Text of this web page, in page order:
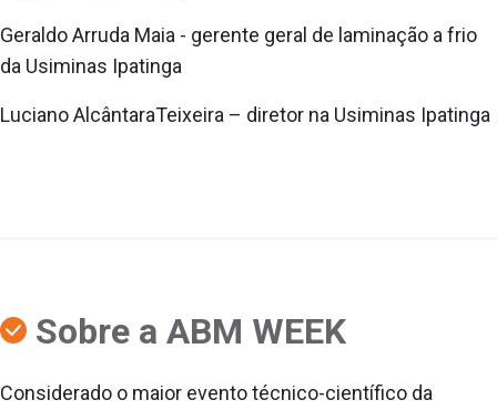
Geraldo Arruda Maia - gerente geral de laminação a frio
da Usiminas Ipatinga
Luciano AlcântaraTeixeira – diretor na Usiminas Ipatinga
Sobre a ABM WEEK
Considerado o maior evento técnico-científico da